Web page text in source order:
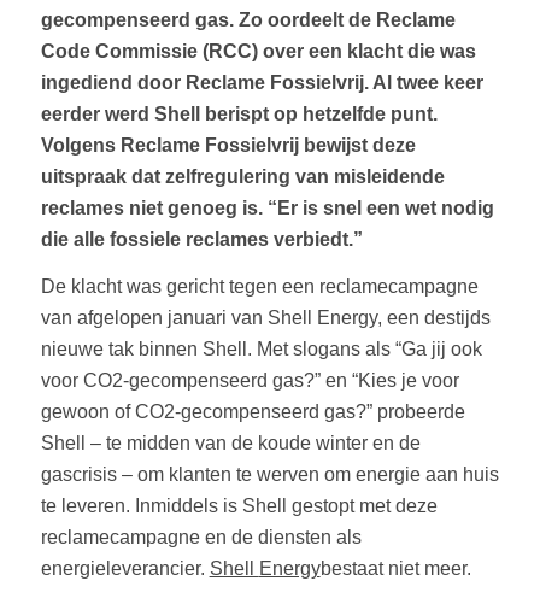
gecompenseerd gas. Zo oordeelt de Reclame
Code Commissie (RCC) over een klacht die was
ingediend door Reclame Fossielvrij. Al twee keer
eerder werd Shell berispt op hetzelfde punt.
Volgens Reclame Fossielvrij bewijst deze
uitspraak dat zelfregulering van misleidende
reclames niet genoeg is. “Er is snel een wet nodig
die alle fossiele reclames verbiedt.”
De klacht was gericht tegen een reclamecampagne
van afgelopen januari van Shell Energy, een destijds
nieuwe tak binnen Shell. Met slogans als “Ga jij ook
voor CO2-gecompenseerd gas?” en “Kies je voor
gewoon of CO2-gecompenseerd gas?” probeerde
Shell – te midden van de koude winter en de
gascrisis – om klanten te werven om energie aan huis
te leveren. Inmiddels is Shell gestopt met deze
reclamecampagne en de diensten als
energieleverancier. Shell Energybestaat niet meer.